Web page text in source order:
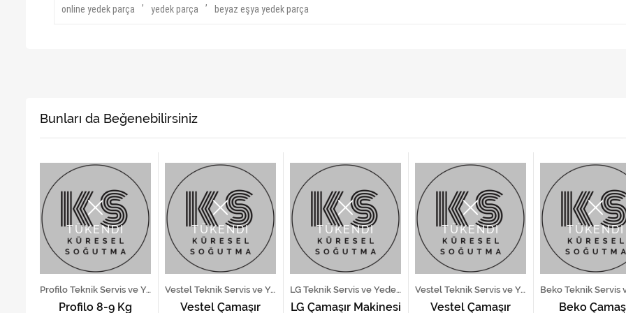
online yedek parça yedek parça beyaz eşya yedek parça
Bunları da Beğenebilirsiniz
TÜKENDİ
Profilo Teknik Servis ve Yedek Parça Hizmetleri
Profilo 8-9 Kg
TÜKENDİ
Vestel Teknik Servis ve Yedek Parça Hizmetleri
Vestel Çamaşır
TÜKENDİ
LG Teknik Servis ve Yedek Parça Hizmetleri
LG Çamaşır Makinesi
TÜKENDİ
Vestel Teknik Servis ve Yedek Parça Hizmetleri
Vestel Çamaşır
TÜKENDİ
Beko